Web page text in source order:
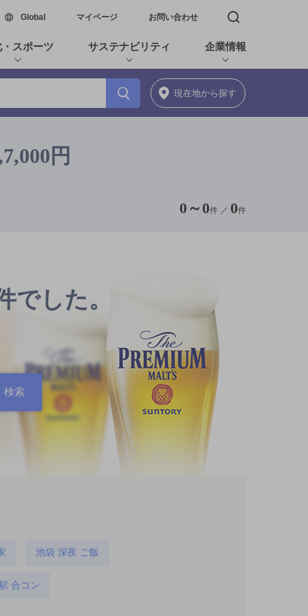
Global新しいウィンドウで開く
マイページ お問い合わせ 検索窓を開く
スポーツ サステナビリティ 企業情報
現在地から探す
円
0 ～ 0件 ／ 0件
でした。
池袋 深夜 ご飯
合コン